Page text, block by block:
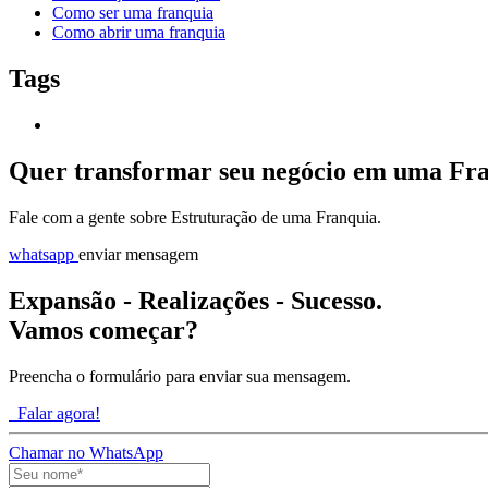
Como ser uma franquia
Como abrir uma franquia
Tags
Quer transformar seu negócio em uma
Fale com a gente sobre Estruturação de uma Franquia.
whatsapp enviar mensagem
Expansão - Realizações - Sucesso.
Vamos começar?
Preencha o formulário para enviar sua mensagem.
Falar agora!
Chamar no WhatsApp